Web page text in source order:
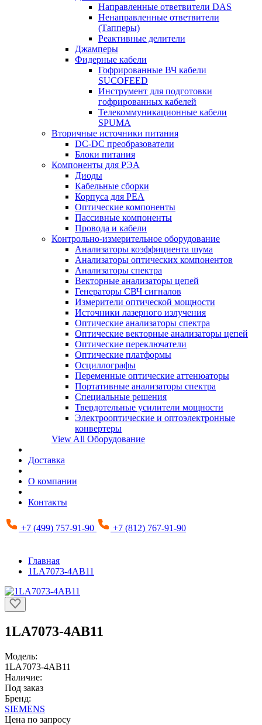
Направленные ответвители DAS
Ненаправленные ответвители
(Тапперы)
Реактивные делители
Джамперы
Фидерные кабели
Гофрированные ВЧ кабели
SUCOFEED
Инструмент для подготовки
гофрированных кабелей
Телекоммуникационные кабели
SPUMA
Вторичные источники питания
DC-DC преобразователи
Блоки питания
Компоненты для РЭА
Диоды
Кабельные сборки
Корпуса для РЕА
Оптические компоненты
Пассивные компоненты
Провода и кабели
Контрольно-измерительное оборудование
Анализаторы коэффициента шума
Анализаторы оптических компонентов
Анализаторы спектра
Векторные анализаторы цепей
Генераторы СВЧ сигналов
Измерители оптической мощности
Источники лазерного излучения
Оптические анализаторы спектра
Оптические векторные анализаторы цепей
Оптические переключатели
Оптические платформы
Осциллографы
Переменные оптические аттенюаторы
Портативные анализаторы спектра
Специальные решения
Твердотельные усилители мощности
Электрооптические и оптоэлектронные
конвертеры
View All Оборудование
Доставка
О компании
Контакты
+7 (499) 757-91-90 +7 (812) 767-91-90
Главная
1LA7073-4AB11
1LA7073-4AB11
Модель:
1LA7073-4AB11
Наличие:
Под заказ
Бренд:
SIEMENS
Цена по запросу